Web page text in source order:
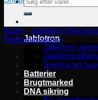
Jablotron
Jablotron
Jablotron
Service og
Batterier
Brugtmarked
DNA sikring
efter:
Alarm / Jablotron (Nye
Perimetersikring